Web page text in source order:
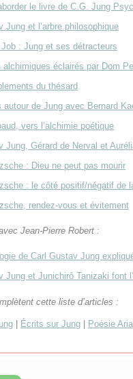
le livre de C.G. Jung
Jung et l’arbre philosophique
: Jung et ses détracteurs
alchimiques éclairés par Dom
du thésard
autour de Jung avec Bernard
vers l’alchimie poétique
Jung, Gérard de Nerval et
: Dieu ne peut pas mourir
: le côté positif/négatif de
rendez-vous et évitement
Jean-Pierre Robert :
de Carl Gustav Jung
Jung et Junichirô Tanizaki font
cette liste d’articles :
Écrits sur Jung Poésie